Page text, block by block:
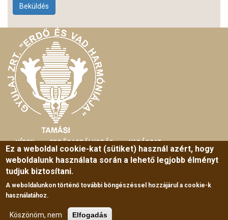
Beküldés
MAIN
MENU
HÍREK ERDŐGAZDÁLKODÁS
VADÁSZAT
HORGÁSZAT
TURIZMUS
SZABADIDŐ
ERDEI ISKOLA
RÓLUNK KÖZÉRDEKŰ ADATOK
© GYULAJ ERDÉSZETI ÉS VADÁSZATI ZRT. BY
TÁRHELYSZOLGÁLTATÓ|SITEMAP
TECHNIKAI SEGÍTSÉG:
INFORMATIKUS@GYULAJZRT.HU
Ez a weboldal cookie-kat (sütiket) használ azért, hogy
weboldalunk használata során a lehető legjobb élményt
tudjuk biztosítani.
A weboldalunkon történő további böngészéssel hozzájárul a cookie-k
használatához.
Köszönöm, nem Elfogadás